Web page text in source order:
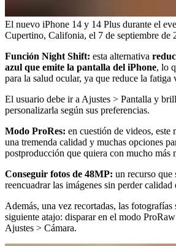
El nuevo iPhone 14 y 14 Plus durante el
Cupertino, Califonia, el 7 de septiembre de
Función Night Shift: esta alternativa
azul que emite la pantalla del iPhone, lo
para la salud ocular, ya que reduce la fatiga
El usuario debe ir a Ajustes > Pantalla y
personalizarla según sus preferencias.
Modo ProRes: en cuestión de videos, este
una tremenda calidad y muchas opciones
postproducción que quiera con mucho más
Conseguir fotos de 48MP: un recurso que
reencuadrar las imágenes sin perder calidad
Además, una vez recortadas, las fotografías
siguiente atajo: disparar en el modo
Ajustes > Cámara.